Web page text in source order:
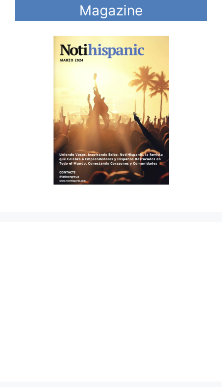
Magazine